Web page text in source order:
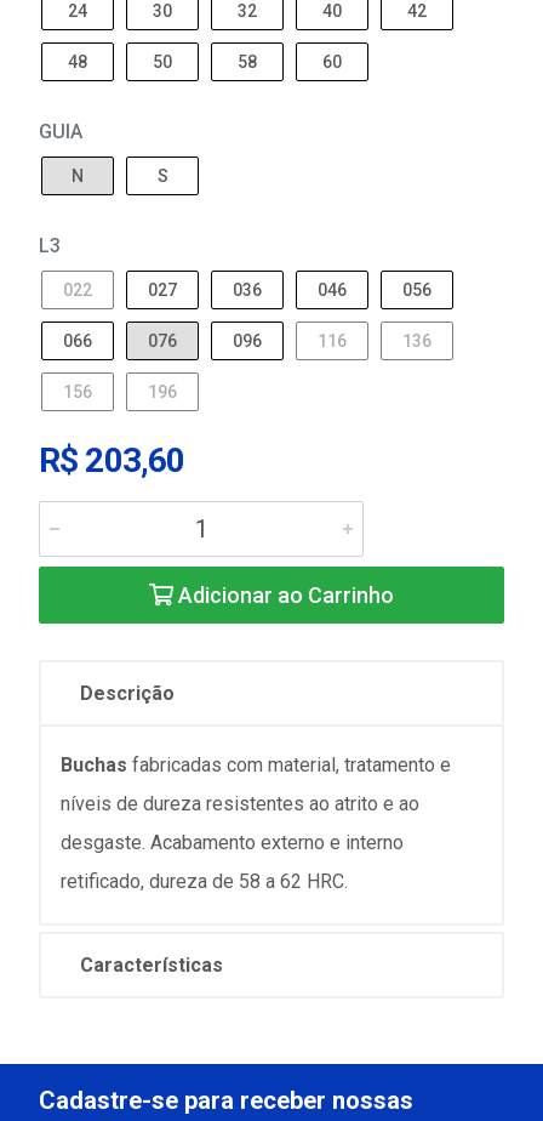
24 30 32 40 42
48 50 58 60
GUIA
N S
L3
022 027 036 046 056
066 076 096 116 136
156 196
R$ 203,60
Adicionar ao Carrinho
Descrição
Buchas fabricadas com material, tratamento e
níveis de dureza resistentes ao atrito e ao
desgaste. Acabamento externo e interno
retificado, dureza de 58 a 62 HRC.
Características
Cadastre-se para receber nossas